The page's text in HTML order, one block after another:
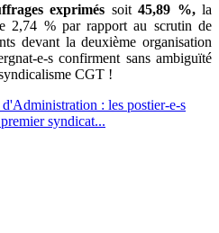
exprimés soit45,89 %,la
2,74 % par rapport au scrutin de
devant la deuxième organisation
e-s confirment sans ambiguïté
CGT !
: les postier-e-s
syndicat...